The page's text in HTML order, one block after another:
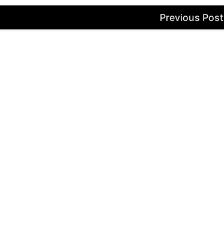
Previous Post